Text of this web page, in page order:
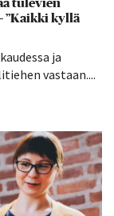
tulevien
”Kaikki kyllä
ja
vastaan....